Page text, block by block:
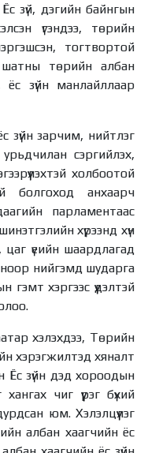
зүй, дэгийн байнгын
үгэндээ, төрийн
тогтвортой
шатны төрийн албан
зүйн манлайллаар
зүйн зарчим, нийтлэг
сэргийлэх,
холбоотой
болгоход анхаарч
парламентаас
хүрээнд хүн
цаг үеийн шаардлагад
нийгэмд шударга
хэргээс үүдэлтэй
хэлэхдээ, Төрийн
хэрэгжилтэд хяналт
Ёс зүйн дэд хороодын
чиг үүрэг бүхий
юм. Хэлэлцүүлэг
албан хаагчийн ёс